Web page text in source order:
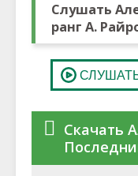
Слушать
ранг А.
Скачать